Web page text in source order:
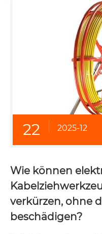
22 2025-12
Wie können
verkürzen, ohne
beschädigen?